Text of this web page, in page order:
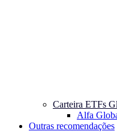
Carteira ETFs
Alfa
Outras recomendações